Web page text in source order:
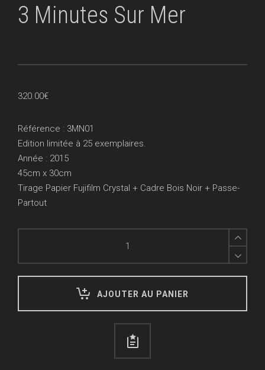
3 Minutes Sur Mer
320.00€
Référence : 3MN01
Edition limitée à 25 exemplaires.
Année : 2015
45cm x 30cm
Tirage Papier Fujifilm Crystal + Cadre Bois Noir + Passe-
Partout
AJOUTER AU PANIER